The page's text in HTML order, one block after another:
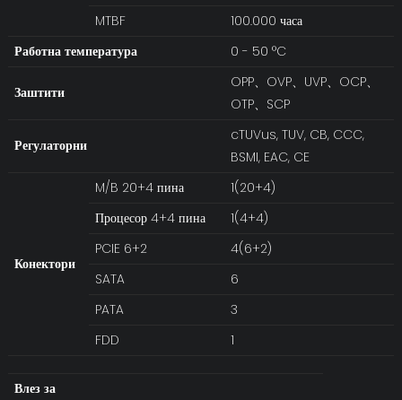
MTBF
100.000 часа
Работна температура
0 - 50 °C
Заштити
OPP、OVP、UVP、OCP、
OTP、SCP
Регулаторни
cTUVus, TUV, CB, CCC,
BSMI, EAC, CE
Конектори
M/B 20+4 пина
1(20+4)
Процесор 4+4 пина
1(4+4)
PCIE 6+2
4(6+2)
SATA
6
PATA
3
FDD
1
Влез за